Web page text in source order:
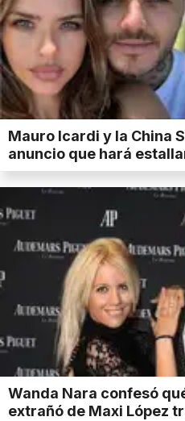
Mauro Icardi y la China
anuncio que hará
Wanda Nara confesó
extrañó de Maxi López